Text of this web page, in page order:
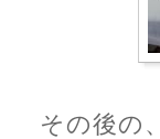
その後の